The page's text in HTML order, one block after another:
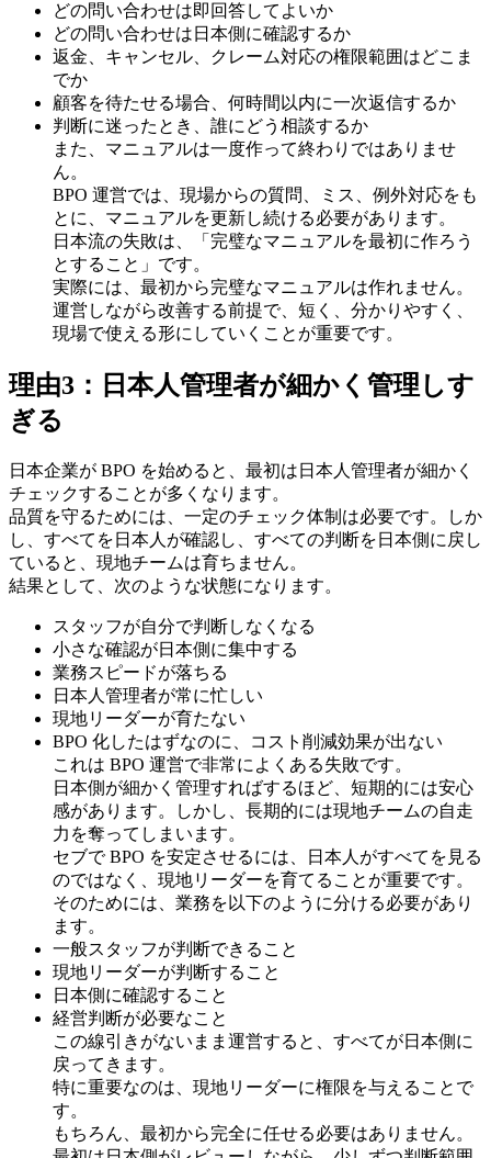
どの問い合わせは即回答してよいか
どの問い合わせは日本側に確認するか
返金、キャンセル、クレーム対応の権限範囲はどこま
でか
顧客を待たせる場合、何時間以内に一次返信するか
判断に迷ったとき、誰にどう相談するか
また、マニュアルは一度作って終わりではありませ
ん。
BPO 運営では、現場からの質問、ミス、例外対応をも
とに、マニュアルを更新し続ける必要があります。
日本流の失敗は、「完璧なマニュアルを最初に作ろう
とすること」です。
実際には、最初から完璧なマニュアルは作れません。
運営しながら改善する前提で、短く、分かりやすく、
現場で使える形にしていくことが重要です。
理由3：日本人管理者が細かく管理しす
ぎる
日本企業が BPO を始めると、最初は日本人管理者が細かく
チェックすることが多くなります。
品質を守るためには、一定のチェック体制は必要です。しか
し、すべてを日本人が確認し、すべての判断を日本側に戻し
ていると、現地チームは育ちません。
結果として、次のような状態になります。
スタッフが自分で判断しなくなる
小さな確認が日本側に集中する
業務スピードが落ちる
日本人管理者が常に忙しい
現地リーダーが育たない
BPO 化したはずなのに、コスト削減効果が出ない
これは BPO 運営で非常によくある失敗です。
日本側が細かく管理すればするほど、短期的には安心
感があります。しかし、長期的には現地チームの自走
力を奪ってしまいます。
セブで BPO を安定させるには、日本人がすべてを見る
のではなく、現地リーダーを育てることが重要です。
そのためには、業務を以下のように分ける必要があり
ます。
一般スタッフが判断できること
現地リーダーが判断すること
日本側に確認すること
経営判断が必要なこと
この線引きがないまま運営すると、すべてが日本側に
戻ってきます。
特に重要なのは、現地リーダーに権限を与えることで
す。
もちろん、最初から完全に任せる必要はありません。